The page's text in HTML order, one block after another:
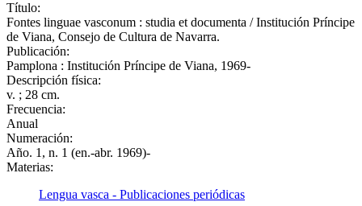
Título:
Fontes linguae vasconum : studia et documenta / Institución Príncipe
de Viana, Consejo de Cultura de Navarra.
Publicación:
Pamplona : Institución Príncipe de Viana, 1969-
Descripción física:
v. ; 28 cm.
Frecuencia:
Anual
Numeración:
Año. 1, n. 1 (en.-abr. 1969)-
Materias:
Lengua vasca - Publicaciones periódicas